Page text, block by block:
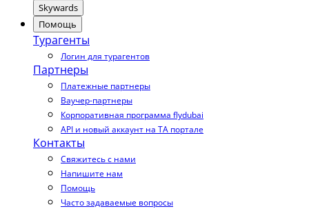
Skywards
Помощь
Турагенты
Логин для турагентов
Партнеры
Платежные партнеры
Ваучер-партнеры
Корпоративная программа flydubai
API и новый аккаунт на TA портале
Контакты
Свяжитесь с нами
Напишите нам
Помощь
Часто задаваемые вопросы